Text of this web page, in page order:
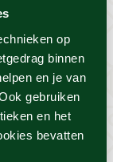
op
binnen
en je van
gebruiken
en het
bevatten